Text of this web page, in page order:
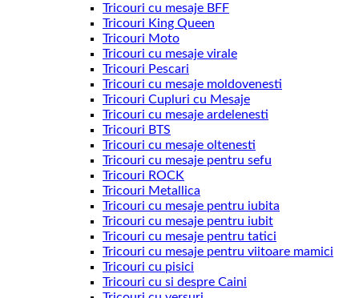
Tricouri cu mesaje BFF
Tricouri King Queen
Tricouri Moto
Tricouri cu mesaje virale
Tricouri Pescari
Tricouri cu mesaje moldovenesti
Tricouri Cupluri cu Mesaje
Tricouri cu mesaje ardelenesti
Tricouri BTS
Tricouri cu mesaje oltenesti
Tricouri cu mesaje pentru sefu
Tricouri ROCK
Tricouri Metallica
Tricouri cu mesaje pentru iubita
Tricouri cu mesaje pentru iubit
Tricouri cu mesaje pentru tatici
Tricouri cu mesaje pentru viitoare mamici
Tricouri cu pisici
Tricouri cu si despre Caini